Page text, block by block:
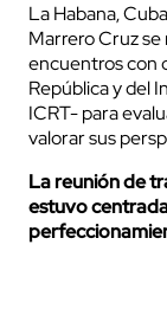
La Habana,
Marrero Cruz
encuentros con
República y del
ICRT- para
valorar sus
La reunión de
estuvo